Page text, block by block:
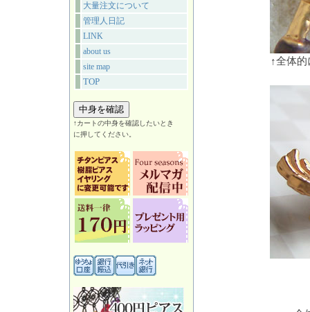
大量注文について
管理人日記
LINK
about us
site map
TOP
↑カートの中身を確認したいとき
に押してください。
↑全体